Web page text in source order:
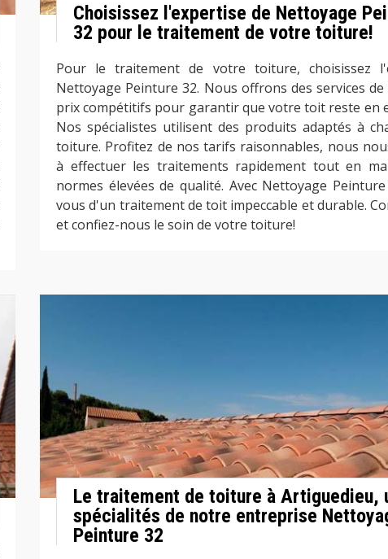
Choisissez l'expertise de Nettoyage
32 pour le traitement de votre toiture!
Pour le traitement de votre toiture, choisissez
Nettoyage Peinture 32. Nous offrons des services
prix compétitifs pour garantir que votre toit reste en
Nos spécialistes utilisent des produits adaptés à
toiture. Profitez de nos tarifs raisonnables, nous
à effectuer les traitements rapidement tout en
normes élevées de qualité. Avec Nettoyage
vous d'un traitement de toit impeccable et durable.
et confiez-nous le soin de votre toiture!
Le traitement de toiture à Artiguedieu,
spécialités de notre entreprise
Peinture 32